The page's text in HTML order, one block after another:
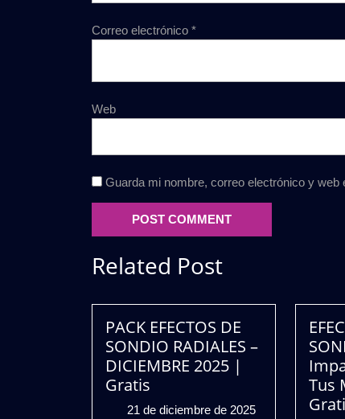
Correo electrónico *
Web
Guarda mi nombre, correo electrónico y
Related Post
PACK EFECTOS DE
SONDIO RADIALES –
DICIEMBRE 2025 |
Gratis
21 de diciembre de 202521
Tus